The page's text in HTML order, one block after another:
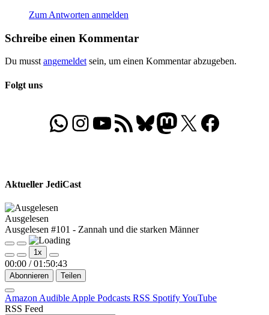
Zum Antworten anmelden
Schreibe einen Kommentar
Du musstangemeldetsein, um einen Kommentar abzugeben.
Folgt uns
WhatsApp
Folgt uns auf Instagram
Besucht unseren YouTube-Kanal
RSS-FeedBluesky
Folgt uns auf Mastodon
X Folgt uns auf
Aktueller JediCast
Ausgelesen
Ausgelesen #101 - Zannah und die starken Männer
Play
Episode
Pause
Episode
1x
00:00 / 01:50:43
Abonnieren Teilen
Amazon Audible Apple Podcasts RSS SpotifyYouTube
RSS Feed